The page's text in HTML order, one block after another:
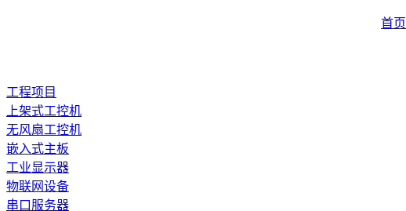
首页
工程项目
上架式工控机
无风扇工控机
嵌入式主板
工业显示器
物联网设备
串口服务器